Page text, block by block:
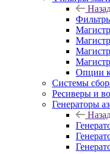
Опции
Системы
Ресиверы и
Генераторы